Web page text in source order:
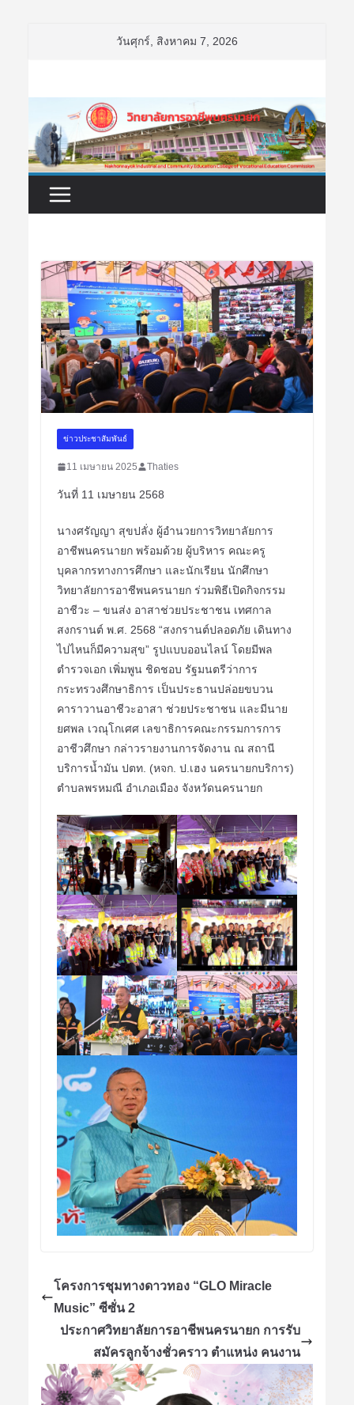
วันศุกร์, สิงหาคม 7, 2026
ข่าวประชาสัมพันธ์
11 เมษายน 2025 Thaties
วันที่ 11 เมษายน 2568
นางศรัญญา สุขปลั่ง ผู้อำนวยการวิทยาลัยการ
อาชีพนครนายก พร้อมด้วย ผู้บริหาร คณะครู
บุคลากรทางการศึกษา และนักเรียน นักศึกษา
วิทยาลัยการอาชีพนครนายก ร่วมพิธีเปิดกิจกรรม
อาชีวะ – ขนส่ง อาสาช่วยประชาชน เทศกาล
สงกรานต์ พ.ศ. 2568 “สงกรานต์ปลอดภัย เดินทาง
ไปไหนก็มีความสุข” รูปแบบออนไลน์ โดยมีพล
ตำรวจเอก เพิ่มพูน ชิดชอบ รัฐมนตรีว่าการ
กระทรวงศึกษาธิการ เป็นประธานปล่อยขบวน
คาราวานอาชีวะอาสา ช่วยประชาชน และมีนาย
ยศพล เวณุโกเศศ เลขาธิการคณะกรรมการการ
อาชีวศึกษา กล่าวรายงานการจัดงาน ณ สถานี
บริการน้ำมัน ปตท. (หจก. ป.เฮง นครนายกบริการ)
ตำบลพรหมณี อำเภอเมือง จังหวัดนครนายก
โครงการชุมทางดาวทอง “GLO Miracle
Music” ซีซั่น 2
ประกาศวิทยาลัยการอาชีพนครนายก การรับ
สมัครลูกจ้างชั่วคราว ตำแหน่ง คนงาน